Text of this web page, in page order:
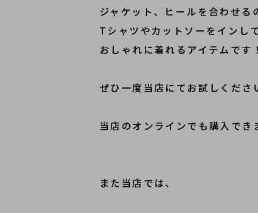
ジャケット、ヒールを合わせる
Tシャツやカットソーをインし
おしゃれに着れるアイテムです
ぜひ一度当店にてお試しくださ
当店のオンラインでも購入で
また当店では、